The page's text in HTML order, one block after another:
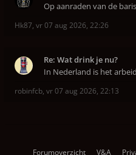
Op aanraden van de
Hk87, vr 07 aug 2026, 22:26
Re: Wat drink je nu?
In Nederland is het
robinfcb, vr 07 aug 2026, 22:13
Forumoverzicht V&A